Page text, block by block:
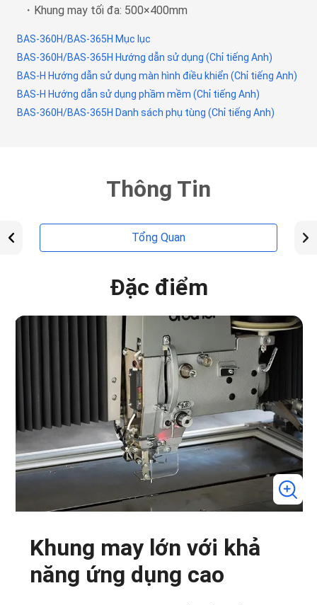
・Khung may tối đa: 500×400mm
BAS-360H/BAS-365H Mục lục
BAS-360H/BAS-365H Hướng dẫn sử dụng (Chỉ tiếng Anh)
BAS-H Hướng dẫn sử dụng màn hình điều khiển (Chỉ tiếng Anh)
BAS-H Hướng dẫn sử dụng phầm mềm (Chỉ tiếng Anh)
BAS-360H/BAS-365H Danh sách phụ tùng (Chỉ tiếng Anh)
Thông Tin
Tổng Quan
Đặc điểm
Khung may lớn với khả
năng ứng dụng cao